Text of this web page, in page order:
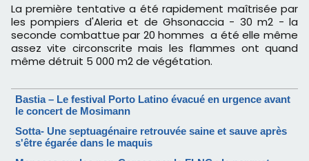
La première tentative a été rapidement maîtrisée par
les pompiers d'Aleria et de Ghsonaccia - 30 m2 - la
seconde combattue par 20 hommes a été elle même
assez vite circonscrite mais les flammes ont quand
même détruit 5 000 m2 de végétation.
Bastia – Le festival Porto Latino évacué en urgence avant
le concert de Mosimann
Sotta- Une septuagénaire retrouvée saine et sauve après
s'être égarée dans le maquis